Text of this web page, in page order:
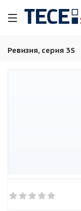
Ревизия, серия 3S